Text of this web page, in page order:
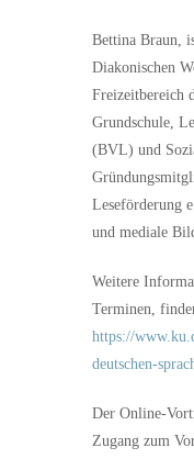
Bettina Braun,
Diakonischen
Freizeitbereich
Grundschule,
(BVL) und
Leseförderung
und mediale
Weitere
Terminen,
https://
deutschen-
Der Online-
Zugang zum